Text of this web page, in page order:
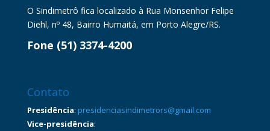
O Sindimetrô fica localizado à Rua Monsenhor Felipe
Diehl, nº 48, Bairro Humaitá, em Porto Alegre/RS.
Fone (51) 3374-4200
Contato
Presidência: presidenciasindimetrors@gmail.com
Vice-presidência: